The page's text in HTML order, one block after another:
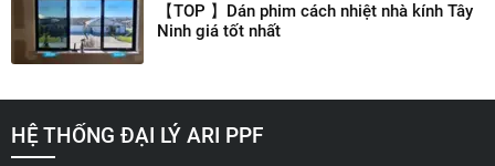
【TOP 】Dán phim cách nhiệt nhà kính Tây
Ninh giá tốt nhất
HỆ THỐNG ĐẠI LÝ ARI PPF